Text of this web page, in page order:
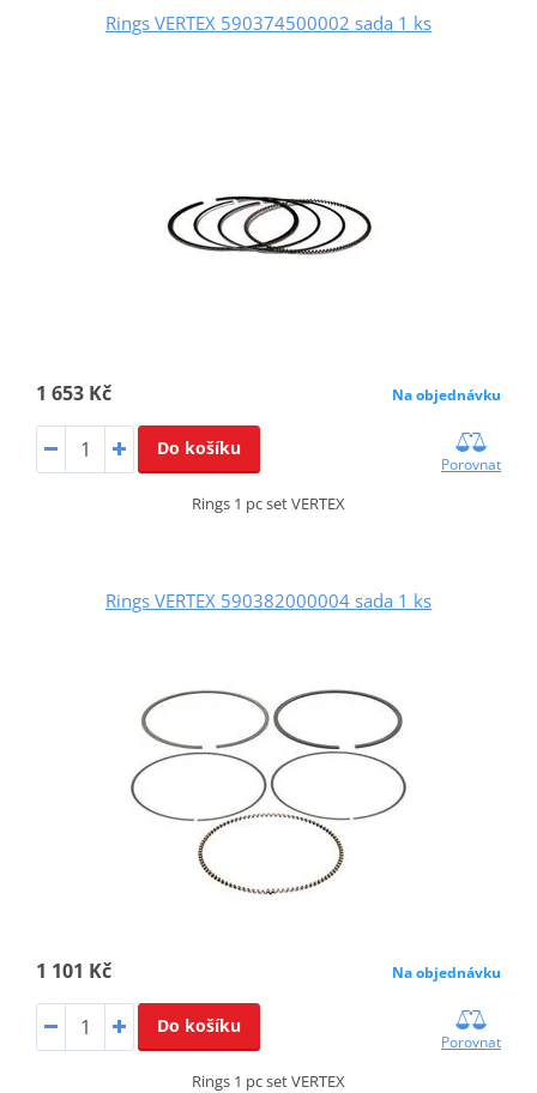
Rings VERTEX 590374500002 sada 1 ks
1 653 Kč Na objednávku
Do košíku
Porovnat
Rings 1 pc set VERTEX
Rings VERTEX 590382000004 sada 1 ks
1 101 Kč Na objednávku
Do košíku
Porovnat
Rings 1 pc set VERTEX